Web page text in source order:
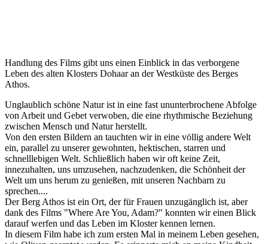
Handlung des Films gibt uns einen Einblick in das verborgene
Leben des alten Klosters Dohaar an der Westküste des Berges
Athos.
Unglaublich schöne Natur ist in eine fast ununterbrochene Abfolge
von Arbeit und Gebet verwoben, die eine rhythmische Beziehung
zwischen Mensch und Natur herstellt.
Von den ersten Bildern an tauchten wir in eine völlig andere Welt
ein, parallel zu unserer gewohnten, hektischen, starren und
schnelllebigen Welt. Schließlich haben wir oft keine Zeit,
innezuhalten, uns umzusehen, nachzudenken, die Schönheit der
Welt um uns herum zu genießen, mit unseren Nachbarn zu
sprechen....
Der Berg Athos ist ein Ort, der für Frauen unzugänglich ist, aber
dank des Films "Where Are You, Adam?" konnten wir einen Blick
darauf werfen und das Leben im Kloster kennen lernen.
In diesem Film habe ich zum ersten Mal in meinem Leben gesehen,